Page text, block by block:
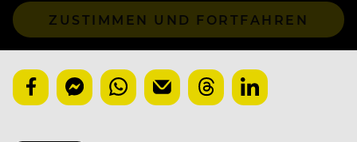
ZUSTIMMEN UND FORTFAHREN